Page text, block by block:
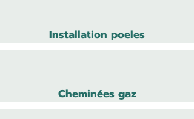
Installation poeles
Cheminées gaz